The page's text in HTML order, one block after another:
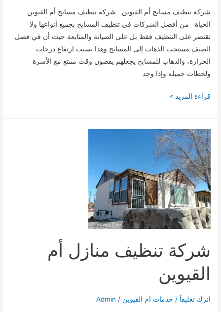
شركة تنظيف مسابح أم القيوين شركة تنظيف مسابح أم القيوين
الحياة من أفضل الشركات في تنظيف المسابح بجميع أنواعها ولا
تقتصر على التنظيف فقط بل على الصيانة والمتابعة حيث أن في فصل
الصيف مستحب الذهاب إلى المسابح وهذا بسبب ارتفاع درجات
الحرارة، والذهاب للمسابح يجعلهم يقضون وقت ممتع مع الأسرة
ولحظات جميله وإذا وجد
شركة
مسابح
أم
القيوين
قراءة المزيد »
شركة تنظيف منازل أم
القيوين
اترك تعليقاً / خدمات ام القيوين /
Admin